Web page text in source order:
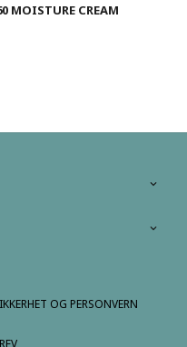
MOISTURE CREAM
OG PERSONVERN